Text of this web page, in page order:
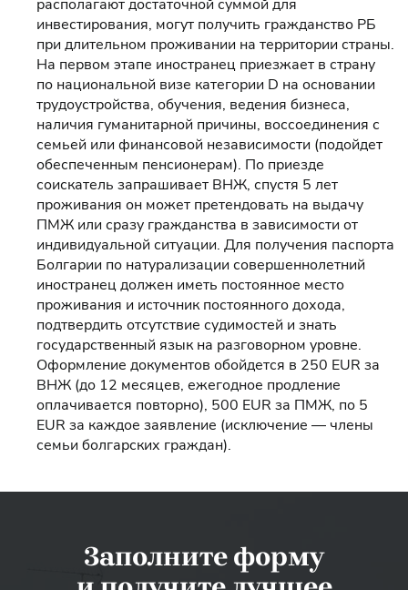
располагают достаточной суммой для
инвестирования, могут получить гражданство РБ
при длительном проживании на территории страны.
На первом этапе иностранец приезжает в страну
по национальной визе категории D на основании
трудоустройства, обучения, ведения бизнеса,
наличия гуманитарной причины, воссоединения с
семьей или финансовой независимости (подойдет
обеспеченным пенсионерам). По приезде
соискатель запрашивает ВНЖ, спустя 5 лет
проживания он может претендовать на выдачу
ПМЖ или сразу гражданства в зависимости от
индивидуальной ситуации. Для получения паспорта
Болгарии по натурализации совершеннолетний
иностранец должен иметь постоянное место
проживания и источник постоянного дохода,
подтвердить отсутствие судимостей и знать
государственный язык на разговорном уровне.
Оформление документов обойдется в 250 EUR за
ВНЖ (до 12 месяцев, ежегодное продление
оплачивается повторно), 500 EUR за ПМЖ, по 5
EUR за каждое заявление (исключение — члены
семьи болгарских граждан).
Заполните форму